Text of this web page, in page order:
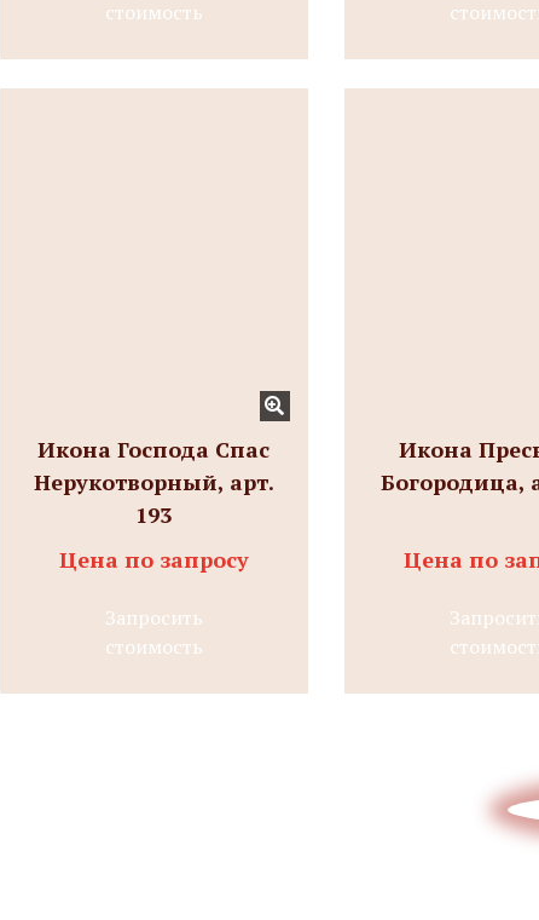
стоимость
Икона Господа Спас
Нерукотворный, арт.
193
Цена по запросу
Запросить
стоимость
Икона
Богородица,
Цена по
Отправьте эскиз/схему/проект